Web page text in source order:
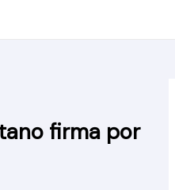
firma por